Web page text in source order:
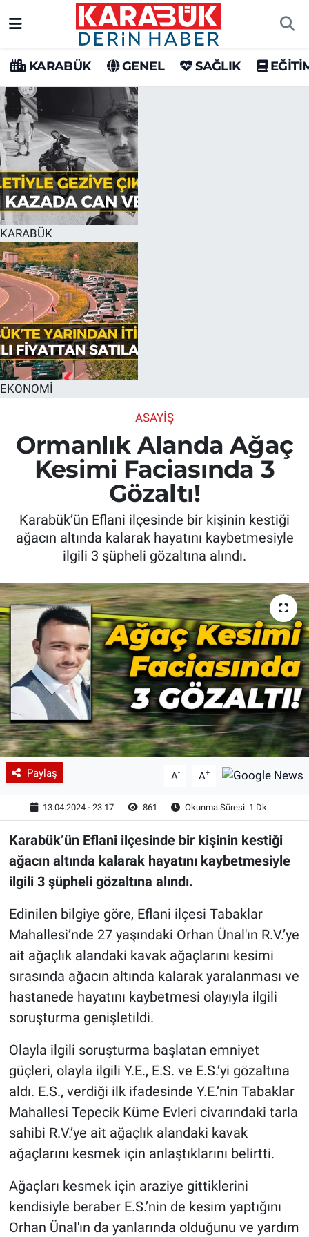
KARABÜK GENEL SAĞLIK
KARABÜK
EKONOMİ
ASAYIŞ
Ormanlık Alanda Ağaç
Kesimi Faciasında 3
Gözaltı!
Karabük’ün Eflani ilçesinde bir kişinin kestiği
ağacın altında kalarak hayatını kaybetmesiyle
ilgili 3 şüpheli gözaltına alındı.
Paylaş A- A+
13.04.2024 - 23:17 861 Okunma Süresi: 1 Dk
Karabük’ün Eflani ilçesinde bir kişinin kestiği
ağacın altında kalarak hayatını kaybetmesiyle
ilgili 3 şüpheli gözaltına alındı.
Edinilen bilgiye göre, Eflani ilçesi Tabaklar
Mahallesi’nde 27 yaşındaki Orhan Ünal'ın R.V.’ye
ait ağaçlık alandaki kavak ağaçlarını kesimi
sırasında ağacın altında kalarak yaralanması ve
hastanede hayatını kaybetmesi olayıyla ilgili
soruşturma genişletildi.
Olayla ilgili soruşturma başlatan emniyet
güçleri, olayla ilgili Y.E., E.S. ve E.S.’yi gözaltına
aldı. E.S., verdiği ilk ifadesinde Y.E.’nin Tabaklar
Mahallesi Tepecik Küme Evleri civarındaki tarla
sahibi R.V.’ye ait ağaçlık alandaki kavak
ağaçlarını kesmek için anlaştıklarını belirtti.
Ağaçları kesmek için araziye gittiklerini
kendisiyle beraber E.S.’nin de kesim yaptığını
Orhan Ünal'ın da yanlarında olduğunu ve yardım
Karabük Hava Durumu
Karabük Trafik Yoğunluk Haritası
Süper Lig Puan Durumu ve Fikstür
Tüm Manşetler
Son Dakika Haberleri
Haber Arşivi